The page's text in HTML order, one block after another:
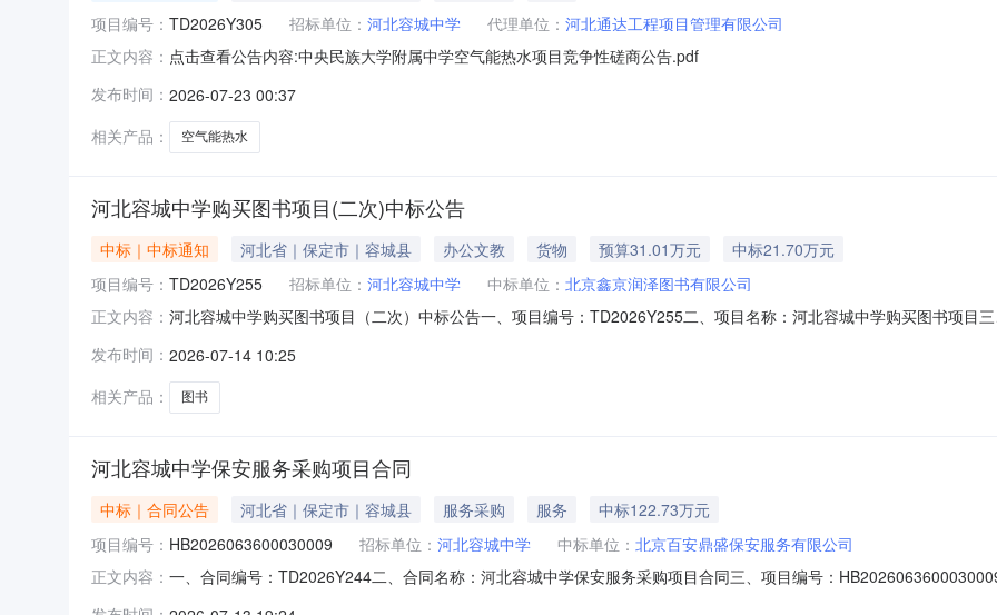
项目编号： TD2026Y305 招标单位： 河北容城中学 代理单位： 河北通达工程项目管理有限公司
正文内容： 点击查看公告内容:中央民族大学附属中学空气能热水项目竞争性磋商公告.pdf
发布时间： 2026-07-23 00:37
相关产品：
空气能热水
河北容城中学购买图书项目(二次)中标公告
中标｜中标通知 河北省｜保定市｜容城县 办公文教 货物 预算31.01万元
中标21.70万元
项目编号： TD2026Y255 招标单位： 河北容城中学 中标单位： 北京鑫京润泽图书有限公司
正文内容： 河北容城中学购买图书项目（二次）中标公告一、项目编号：TD2026Y255二、项目名称：河北容城中学购买图书项目
率费率优惠率优惠产品简要描述信息优惠价/入围价北京鑫京润*图书有限公司国际名人看中国：***的故乡等北京出版社
发布时间： 2026-07-14 10:25
相关产品：
图书
河北容城中学保安服务采购项目合同
中标｜合同公告 河北省｜保定市｜容城县 服务采购 服务
中标122.73万元
项目编号： HB2026063600030009 招标单位： 河北容城中学 中标单位： 北京百安鼎盛保安服务有限公司
正文内容： 一、合同编号：TD2026Y244二、合同名称：河北容城中学保安服务采购项目合同三、项目编号：